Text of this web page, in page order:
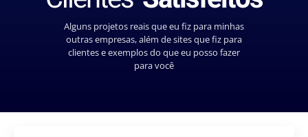
Alguns projetos reais que eu fiz para minhas
outras empresas, além de sites que fiz para
clientes e exemplos do que eu posso fazer
para você